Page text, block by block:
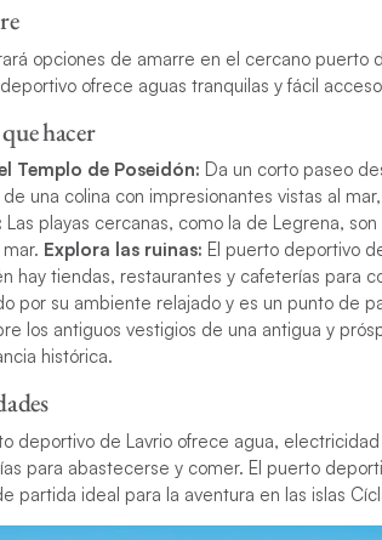
opciones de amarre en el cercano puerto
ofrece aguas tranquilas y fácil
hacer
Templo de Poseidón: Da un corto paseo
de una colina con impresionantes vistas al
Las playas cercanas, como la de Legrena,
Explora las ruinas: El puerto deportivo
hay tiendas, restaurantes y cafeterías para
por su ambiente relajado y es un punto de
los antiguos vestigios de una antigua y
histórica.
deportivo de Lavrio ofrece agua,
para abastecerse y comer. El puerto
partida ideal para la aventura en las islas